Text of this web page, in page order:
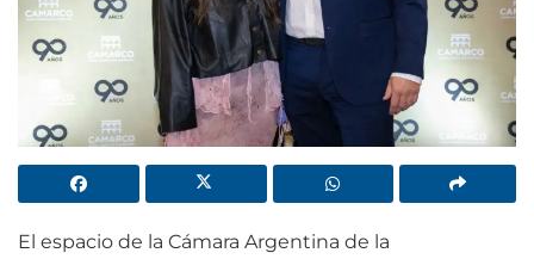
El espacio de la Cámara Argentina de la